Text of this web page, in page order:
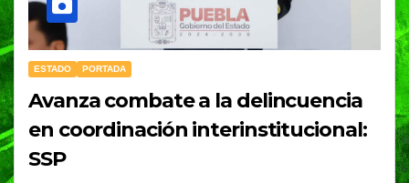
ESTADO PORTADA
Avanza combate a la delincuencia
en coordinación interinstitucional:
SSP